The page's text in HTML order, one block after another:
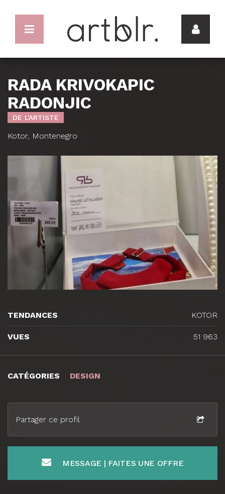
RADA KRIVOKAPIC
RADONJIC
DE L'ARTISTE
Kotor, Montenegro
CATÉGORIES DESIGN
Partager ce profil
MESSAGE | FAITES UNE OFFRE
TENDANCES KOTOR
VUES 51 963